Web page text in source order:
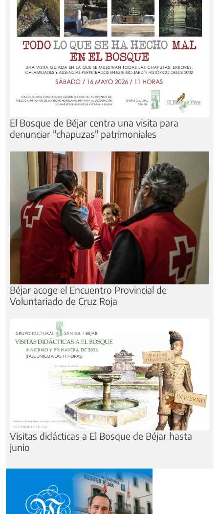
El Bosque de Béjar centra una visita para
denunciar "chapuzas" patrimoniales
Béjar acoge el Encuentro Provincial de
Voluntariado de Cruz Roja
Visitas didácticas a El Bosque de Béjar hasta
junio